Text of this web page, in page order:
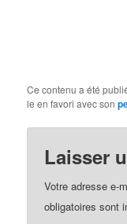
Ce contenu a été
le en favori avec son
Laisser
Votre adresse e-
obligatoires sont